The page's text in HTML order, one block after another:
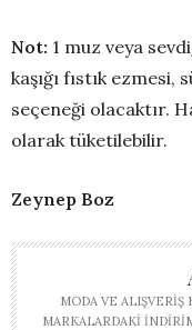
Not: 1 muz veya
kaşığı fıstık
seçeneği olacaktır.
olarak tüketilebilir.
Zeynep Boz
MODA VE
MARKALARDAKI